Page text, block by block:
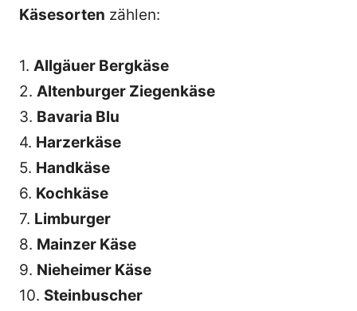
Käsesorten zählen:
1. Allgäuer Bergkäse
2. Altenburger Ziegenkäse
3. Bavaria Blu
4. Harzerkäse
5. Handkäse
6. Kochkäse
7. Limburger
8. Mainzer Käse
9. Nieheimer Käse
10. Steinbuscher